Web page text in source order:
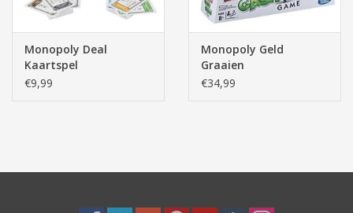
Monopoly Deal
Kaartspel
€9,99
Monopoly Geld
Graaien
€34,99